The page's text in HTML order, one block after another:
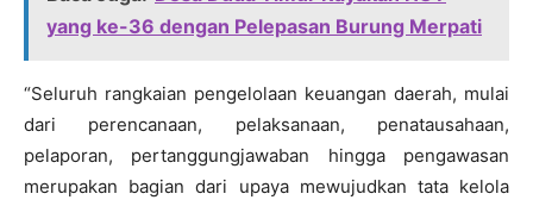
yang ke-36 dengan Pelepasan Burung Merpati
“Seluruh rangkaian pengelolaan keuangan daerah, mulai
dari perencanaan, pelaksanaan, penatausahaan,
pelaporan, pertanggungjawaban hingga pengawasan
merupakan bagian dari upaya mewujudkan tata kelola